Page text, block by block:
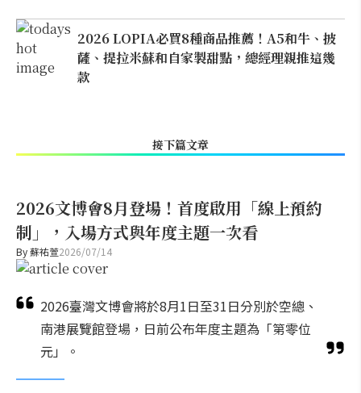
2026 LOPIA必買8種商品推薦！A5和牛、披
薩、提拉米蘇和自家製甜點，總經理親推這幾
款
接下篇文章
2026文博會8月登場！首度啟用「線上預約
制」，入場方式與年度主題一次看
By蘇祐萱2026/07/14
2026臺灣文博會將於8月1日至31日分別於空總、
南港展覽館登場，日前公布年度主題為「第零位
元」。